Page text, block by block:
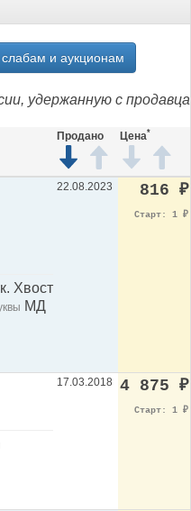
слабам и аукционам
удержанную с продавца
Продано Цена*
Хвост
МД
22.08.2023 816 ₽
Старт: 1 ₽
17.03.2018 4 875 ₽
Старт: 1 ₽